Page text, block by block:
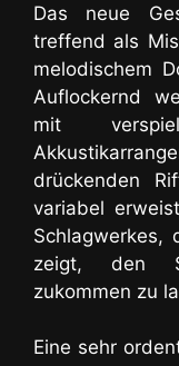
Das neue
treffend als
melodischem
Auflockernd
mit
drückenden
variabel
Schlagwerkes,
zeigt, den
zukommen zu
Eine sehr